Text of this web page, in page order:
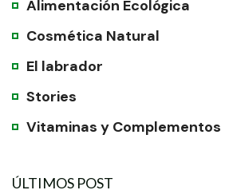
Alimentación Ecológica
Cosmética Natural
El labrador
Stories
Vitaminas y Complementos
ÚLTIMOS POST